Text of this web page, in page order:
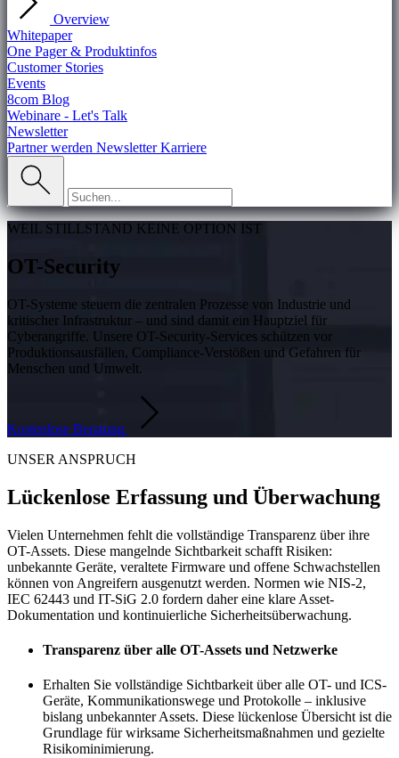
Overview
Whitepaper
One Pager & Produktinfos
Customer Stories
Events
8com Blog
Webinare - Let's Talk
Newsletter
Partner werden NewsletterKarriere
WEIL STILLSTAND KEINE OPTION IST
OT-Security
OT-Systeme steuern die zentralen Prozesse von Industrie und
kritischer Infrastruktur – und sind damit ein Hauptziel für
Cyberangriffe. Unsere OT-Security-Services schützen vor
Produktionsausfällen, Compliance-Verstößen und Gefahren für
Menschen und Umwelt.
Kostenlose Beratung
UNSER ANSPRUCH
Lückenlose Erfassung und Überwachung
Vielen Unternehmen fehlt die vollständige Transparenz über ihre
OT-Assets. Diese mangelnde Sichtbarkeit schafft Risiken:
unbekannte Geräte, veraltete Firmware und offene Schwachstellen
können von Angreifern ausgenutzt werden. Normen wie NIS-2,
IEC 62443 und IT-SiG 2.0 fordern daher eine klare Asset-
Dokumentation und kontinuierliche Sicherheitsüberwachung.
Transparenz über alle OT-Assets und Netzwerke
Erhalten Sie vollständige Sichtbarkeit über alle OT- und ICS-
Geräte, Kommunikationswege und Protokolle – inklusive
bislang unbekannter Assets. Diese lückenlose Übersicht ist die
Grundlage für wirksame Sicherheitsmaßnahmen und gezielte
Risikominimierung.